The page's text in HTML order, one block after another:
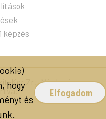
képzés
Ker Zrt. Minden jog
hogy
és
Elfogadom